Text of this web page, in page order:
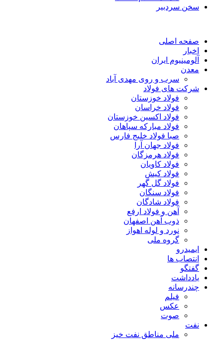
سخن سردبیر
صفحه اصلی
اخبار
آلومینیوم ایران
معدن
سرب و روی مهدی آباد
شرکت های فولاد
فولاد خوزستان
فولاد خراسان
فولاد اکسین خوزستان
فولاد مبارکه سپاهان
صبا فولاد خلیج فارس
فولاد جهان آرا
فولاد هرمزگان
فولاد کاویان
فولاد کیش
فولاد گل گهر
فولاد سنگان
فولاد شادگان
آهن و فولاد ارفع
ذوب آهن اصفهان
نورد و لوله اهواز
گروه ملی
ایمیدرو
انتصاب ها
گفتگو
یادداشت
چندرسانه
فیلم
عکس
صوت
نفت
ملی مناطق نفت خیز